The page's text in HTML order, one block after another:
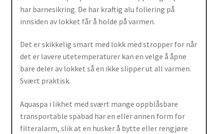
har barnesikring. De har kraftig alu foliering på
innsiden av lokket får å holde på varmen.
Det er skikkelig smart med lokk med stropper for når
det er lavere utetemperaturer kan en velge å åpne
bare deler av lokket så en ikke slipper ut all varmen.
Svært praktisk.
Aquaspa i likhet med svært mange oppblåsbare
transportable spabad har en eller annen form for
filteralarm, slik at en husker å bytte eller rengjøre